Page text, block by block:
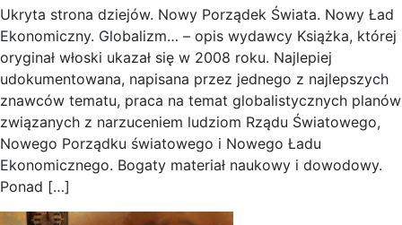
Ukryta strona dziejów. Nowy Porządek Świata. Nowy Ład
Ekonomiczny. Globalizm… – opis wydawcy Książka, której
oryginał włoski ukazał się w 2008 roku. Najlepiej
udokumentowana, napisana przez jednego z najlepszych
znawców tematu, praca na temat globalistycznych planów
związanych z narzuceniem ludziom Rządu Światowego,
Nowego Porządku światowego i Nowego Ładu
Ekonomicznego. Bogaty materiał naukowy i dowodowy.
Ponad […]